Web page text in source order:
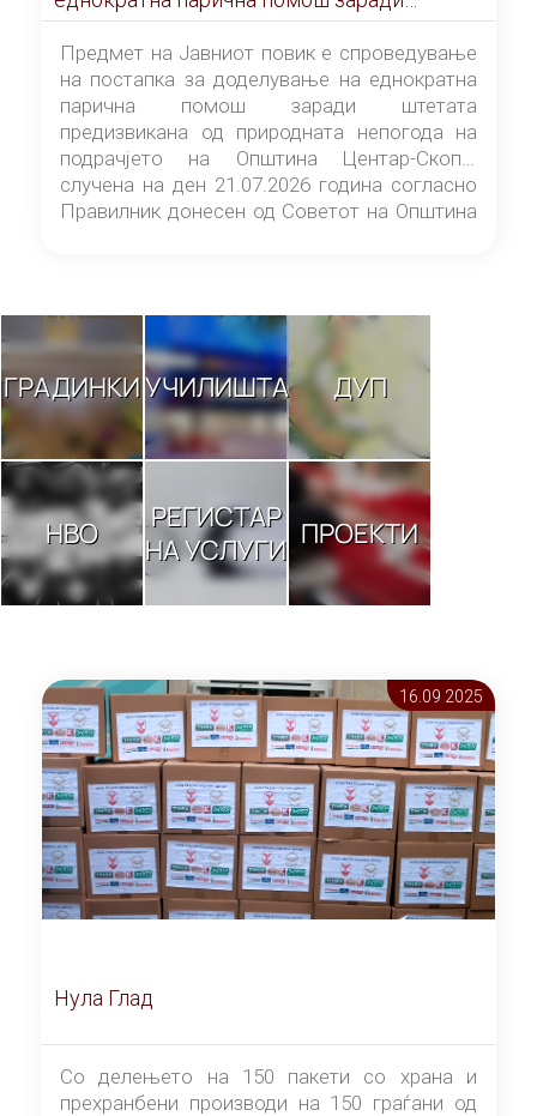
штетата предизвикана од природната
непогода на подрачјето на Општина
Центар-Скопје случена на ден 21.07.2026
година
Предмет на Јавниот повик е спроведување
на постапка за доделување на еднократна
парична помош заради штетата
предизвикана од природната непогода на
подрачјето на Општина Центар-Скопје
случена на ден 21.07.2026 година согласно
Правилник донесен од Советот на Општина
ГРАДИНКИУЧИЛИШТА ДУП
НВО
РЕГИСТАР
НА УСЛУГИ ПРОЕКТИ
16.09 2025
Нула Глад
Со делењето на 150 пакети со храна и
прехранбени производи на 150 граѓани од